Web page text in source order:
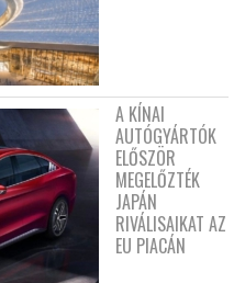
A KÍNAI
AUTÓGYÁRTÓK
ELŐSZÖR
MEGELŐZTÉK
JAPÁN
RIVÁLISAIKAT AZ
EU PIACÁN